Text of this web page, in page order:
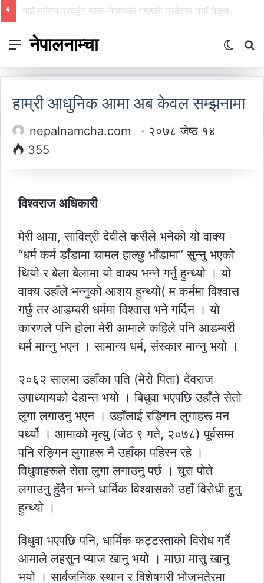
गाउँ पर्यटन प्रवर्द्धन मञ्च-नेपालकाे गण्डकी प्रदेशमा नयाँ नेतृत्व
Menu
नेपालनाम्चा
Switch
हाम्री आधुनिक आमा अब केवल सम्झनामा
nepalnamcha.com
२०७८ जेष्ठ १४
355
विश्वराज अधिकारी
मेरी आमा, सावित्री देवीले कसैले भनेको यो वाक्य
“धर्म कर्म डाँडामा चामल हाल्छु भाँडामा” सुन्नु भएको
थियो र बेला बेलामा यो वाक्य भन्ने गर्नु हुन्थ्यो । यो
वाक्य उहाँले भन्नुको आशय हुन्थ्यो( म कर्ममा विश्वास
गर्छु तर आडम्बरी धर्ममा विश्वास भने गर्दिन । यो
कारणले पनि होला मेरी आमाले कहिले पनि आडम्बरी
धर्म मान्नु भएन । सामान्य धर्म, संस्कार मान्नु भयो ।
२०६२ सालमा उहाँका पति (मेरो पिता) देवराज
उपाध्यायको देहान्त भयो । बिधुवा भएपछि उहाँले सेतो
लुगा लगाउनु भएन । उहाँलाई रङ्गिन लुगाहरू मन
पर्थ्यो । आमाको मृत्यु (जेठ ९ गते, २०७८) पूर्वसम्म
पनि रङ्गिन लुगाहरू नै उहाँका पहिरन रहे ।
विधुवाहरूले सेता लुगा लगाउनु पर्छ । चुरा पोते
लगाउनु हुँदैन भन्ने धार्मिक विश्वासको उहाँ विरोधी हुनु
हुन्थ्यो ।
विधुवा भएपछि पनि, धार्मिक कट्टरताको विरोध गर्दै
आमाले लहसुन प्याज खानु भयो । माछा मासु खानु
भयो । सार्वजनिक स्थान र विशेषगरी भोजभतेरमा